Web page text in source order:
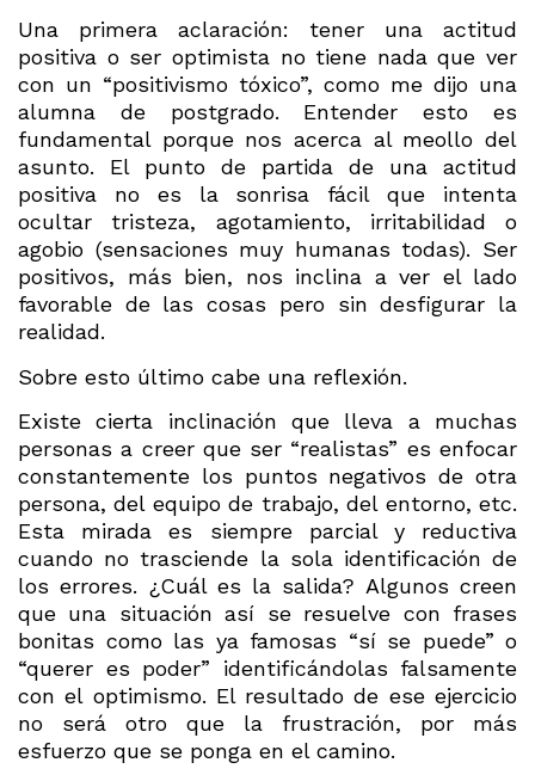
Una primera aclaración: tener una actitud
positiva o ser optimista no tiene nada que ver
con un “positivismo tóxico”, como me dijo una
alumna de postgrado. Entender esto es
fundamental porque nos acerca al meollo del
asunto. El punto de partida de una actitud
positiva no es la sonrisa fácil que intenta
ocultar tristeza, agotamiento, irritabilidad o
agobio (sensaciones muy humanas todas). Ser
positivos, más bien, nos inclina a ver el lado
favorable de las cosas pero sin desfigurar la
realidad.
Sobre esto último cabe una reflexión.
Existe cierta inclinación que lleva a muchas
personas a creer que ser “realistas” es enfocar
constantemente los puntos negativos de otra
persona, del equipo de trabajo, del entorno, etc.
Esta mirada es siempre parcial y reductiva
cuando no trasciende la sola identificación de
los errores. ¿Cuál es la salida? Algunos creen
que una situación así se resuelve con frases
bonitas como las ya famosas “sí se puede” o
“querer es poder” identificándolas falsamente
con el optimismo. El resultado de ese ejercicio
no será otro que la frustración, por más
esfuerzo que se ponga en el camino.